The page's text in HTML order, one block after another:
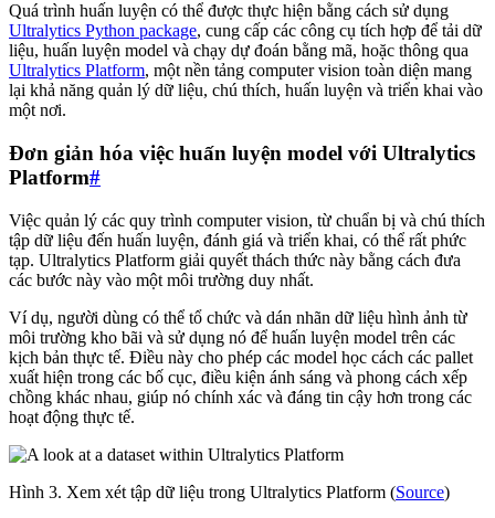
Quá trình huấn luyện có thể được thực hiện bằng cách sử dụng
Ultralytics Python package, cung cấp các công cụ tích hợp để tải dữ
liệu, huấn luyện model và chạy dự đoán bằng mã, hoặc thông qua
Ultralytics Platform, một nền tảng computer vision toàn diện mang
lại khả năng quản lý dữ liệu, chú thích, huấn luyện và triển khai vào
một nơi.
Đơn giản hóa việc huấn luyện model với Ultralytics
Platform#
Việc quản lý các quy trình computer vision, từ chuẩn bị và chú thích
tập dữ liệu đến huấn luyện, đánh giá và triển khai, có thể rất phức
tạp. Ultralytics Platform giải quyết thách thức này bằng cách đưa
các bước này vào một môi trường duy nhất.
Ví dụ, người dùng có thể tổ chức và dán nhãn dữ liệu hình ảnh từ
môi trường kho bãi và sử dụng nó để huấn luyện model trên các
kịch bản thực tế. Điều này cho phép các model học cách các pallet
xuất hiện trong các bố cục, điều kiện ánh sáng và phong cách xếp
chồng khác nhau, giúp nó chính xác và đáng tin cậy hơn trong các
hoạt động thực tế.
Hình 3. Xem xét tập dữ liệu trong Ultralytics Platform (Source)